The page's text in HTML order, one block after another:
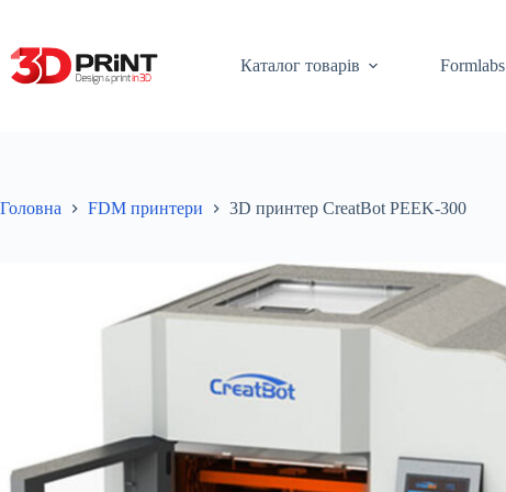
вмісту
Каталог товарів
Formlabs
Головна FDM принтери 3D принтер CreatBot PEEK-300